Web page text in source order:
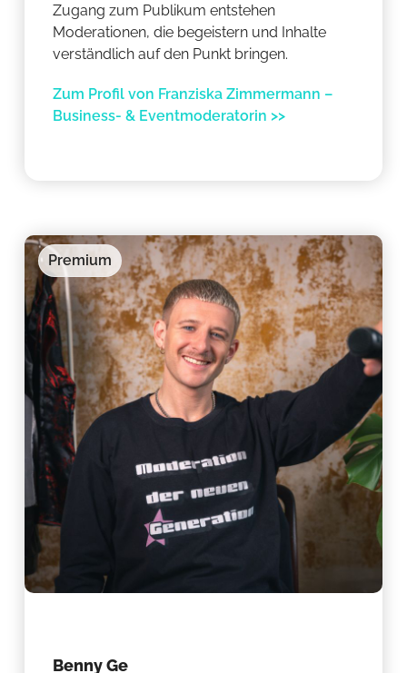
Zugang zum Publikum entstehen
Moderationen, die begeistern und Inhalte
verständlich auf den Punkt bringen.
Zum Profil von Franziska Zimmermann –
Business- & Eventmoderatorin >>
Premium
Benny Ge